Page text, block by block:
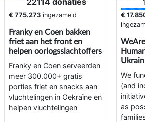
22114 donaties
€ 775.273 ingezameld
Franky en Coen bakken
friet aan het front en
helpen oorlogsslachtoffers
Franky en Coen serveerden
meer 300.000+ gratis
porties friet en snacks aan
vluchtelingen in Oekraïne en
helpen vluchtelingen
€
We
(and
as